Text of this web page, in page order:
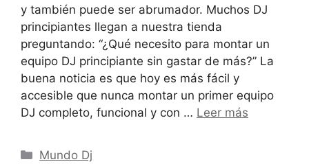
y también puede ser abrumador. Muchos DJ
principiantes llegan a nuestra tienda
preguntando: “¿Qué necesito para montar un
equipo DJ principiante sin gastar de más?” La
buena noticia es que hoy es más fácil y
accesible que nunca montar un primer equipo
DJ completo, funcional y con … Leer más
Categorías
Mundo Dj